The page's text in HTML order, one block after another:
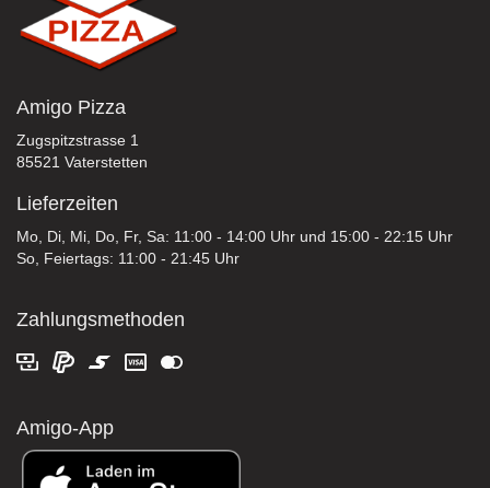
Amigo Pizza
Zugspitzstrasse 1
85521 Vaterstetten
Lieferzeiten
Mo, Di, Mi, Do, Fr, Sa: 11:00 - 14:00 Uhr und 15:00 - 22:15 Uhr
So, Feiertags: 11:00 - 21:45 Uhr
Zahlungsmethoden
Amigo-App